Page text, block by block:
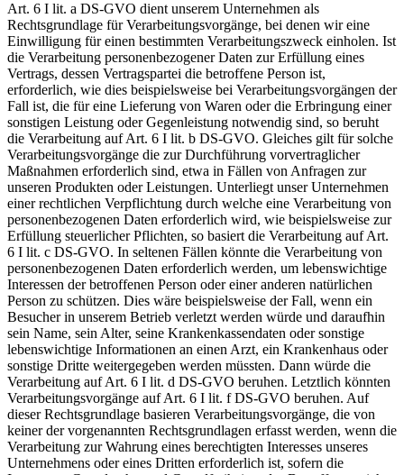
Art. 6 I lit. a DS-GVO dient unserem Unternehmen als
Rechtsgrundlage für Verarbeitungsvorgänge, bei denen wir eine
Einwilligung für einen bestimmten Verarbeitungszweck einholen. Ist
die Verarbeitung personenbezogener Daten zur Erfüllung eines
Vertrags, dessen Vertragspartei die betroffene Person ist,
erforderlich, wie dies beispielsweise bei Verarbeitungsvorgängen der
Fall ist, die für eine Lieferung von Waren oder die Erbringung einer
sonstigen Leistung oder Gegenleistung notwendig sind, so beruht
die Verarbeitung auf Art. 6 I lit. b DS-GVO. Gleiches gilt für solche
Verarbeitungsvorgänge die zur Durchführung vorvertraglicher
Maßnahmen erforderlich sind, etwa in Fällen von Anfragen zur
unseren Produkten oder Leistungen. Unterliegt unser Unternehmen
einer rechtlichen Verpflichtung durch welche eine Verarbeitung von
personenbezogenen Daten erforderlich wird, wie beispielsweise zur
Erfüllung steuerlicher Pflichten, so basiert die Verarbeitung auf Art.
6 I lit. c DS-GVO. In seltenen Fällen könnte die Verarbeitung von
personenbezogenen Daten erforderlich werden, um lebenswichtige
Interessen der betroffenen Person oder einer anderen natürlichen
Person zu schützen. Dies wäre beispielsweise der Fall, wenn ein
Besucher in unserem Betrieb verletzt werden würde und daraufhin
sein Name, sein Alter, seine Krankenkassendaten oder sonstige
lebenswichtige Informationen an einen Arzt, ein Krankenhaus oder
sonstige Dritte weitergegeben werden müssten. Dann würde die
Verarbeitung auf Art. 6 I lit. d DS-GVO beruhen. Letztlich könnten
Verarbeitungsvorgänge auf Art. 6 I lit. f DS-GVO beruhen. Auf
dieser Rechtsgrundlage basieren Verarbeitungsvorgänge, die von
keiner der vorgenannten Rechtsgrundlagen erfasst werden, wenn die
Verarbeitung zur Wahrung eines berechtigten Interesses unseres
Unternehmens oder eines Dritten erforderlich ist, sofern die